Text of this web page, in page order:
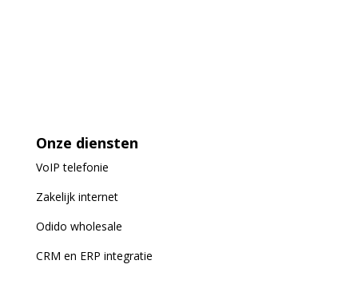
Onze diensten
VoIPtelefonie
Zakelijk internet
Odido wholesale
CRM en ERP integratie